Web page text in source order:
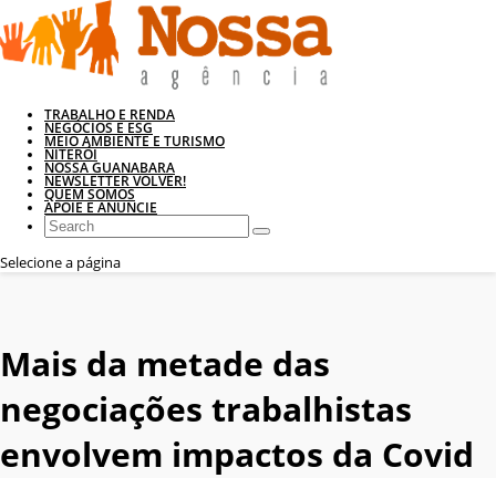
TRABALHO E RENDA
NEGÓCIOS E ESG
MEIO AMBIENTE E TURISMO
NITERÓI
NOSSA GUANABARA
NEWSLETTER VOLVER!
QUEM SOMOS
APOIE E ANUNCIE
Selecione a página
Mais da metade das
negociações trabalhistas
envolvem impactos da Covid